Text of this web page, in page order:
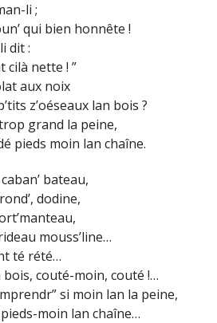
li ;
qui bien honnête !
dit :
cilà nette ! ”
aux noix
z’oéseaux lan bois ?
grand la peine,
pieds moin lan chaîne.
bateau,
dodine,
mouss’line…
té rété…
bois, couté-moin, couté !…
si moin lan la peine,
moin lan chaîne…